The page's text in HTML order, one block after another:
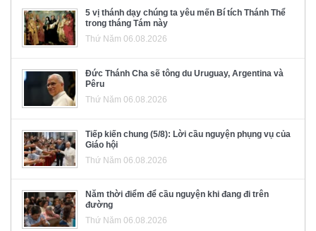
5 vị thánh dạy chúng ta yêu mến Bí tích Thánh Thể
trong tháng Tám này
Thứ Năm 06.08.2026
Đức Thánh Cha sẽ tông du Uruguay, Argentina và
Pêru
Thứ Năm 06.08.2026
Tiếp kiến chung (5/8): Lời cầu nguyện phụng vụ của
Giáo hội
Thứ Năm 06.08.2026
Năm thời điểm để cầu nguyện khi đang đi trên
đường
Thứ Năm 06.08.2026